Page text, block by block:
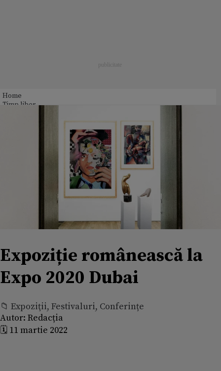
Home
Timp liber
Expoziție românească la
Expo 2020 Dubai
📁 Expoziţii, Festivaluri, Conferințe
Autor: Redacția
🗓️ 11 martie 2022